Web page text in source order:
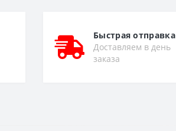
Быстрая отправка
Доставляем в день
заказа